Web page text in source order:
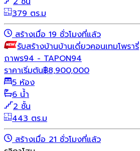
379 ตร.ม
สร้างเมื่อ 19 ชั่วโมงที่แล้ว
รับสร้างบ้านบ้านเดี่ยวคอนเทมโพรารี่
ถาพร94 - TAPON94
ราคาเริ่มต้น฿8,900,000
5 ห้อง
6 น้ำ
2 ชั้น
443 ตร.ม
สร้างเมื่อ 21 ชั่วโมงที่แล้ว